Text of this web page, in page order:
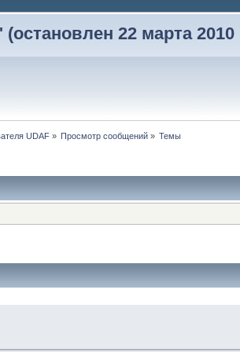
22 марта 2010
UDAF» Просмотр сообщений » Темы